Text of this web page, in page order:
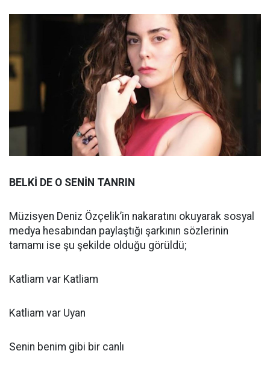
BELKİ DE O SENİN TANRIN
Müzisyen Deniz Özçelik’in nakaratını okuyarak sosyal
medya hesabından paylaştığı şarkının sözlerinin
tamamı ise şu şekilde olduğu görüldü;
Katliam var Katliam
Katliam var Uyan
Senin benim gibi bir canlı